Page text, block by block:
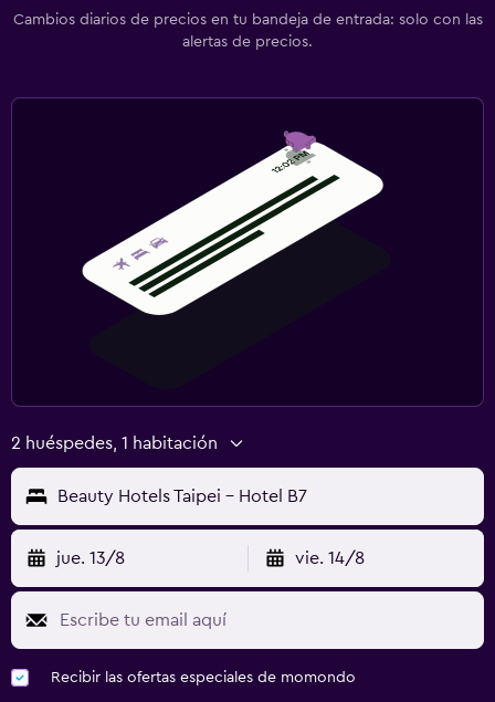
Cambios diarios de precios en tu bandeja de entrada: solo con las
alertas de precios.
2 huéspedes, 1 habitación
Beauty Hotels Taipei - Hotel B7
jue. 13/8 vie. 14/8
Recibir las ofertas especiales de momondo